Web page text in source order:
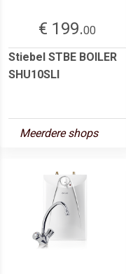
€ 199.00
Stiebel STBE BOILER
SHU10SLI
Meerdere shops